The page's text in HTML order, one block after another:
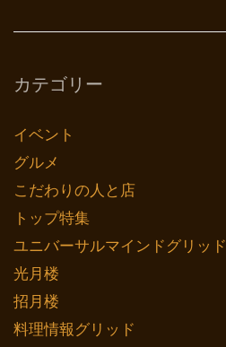
カテゴリー
イベント
グルメ
こだわりの人と店
トップ特集
ユニバーサルマインドグリッド
光月楼
招月楼
料理情報グリッド